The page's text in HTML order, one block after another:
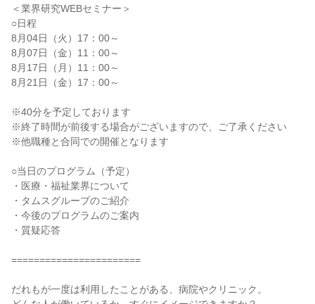
＜業界研究WEBセミナー＞
○日程
8月04日（火）17：00～
8月07日（金）11：00～
8月17日（月）11：00～
8月21日（金）17：00～
※40分を予定しております
※終了時間が前後する場合がございますので、ご了承ください
※他職種と合同での開催となります
○当日のプログラム（予定）
・医療・福祉業界について
・タムスグループのご紹介
・今後のプログラムのご案内
・質疑応答
=======================
だれもが一度は利用したことがある、病院やクリニック。